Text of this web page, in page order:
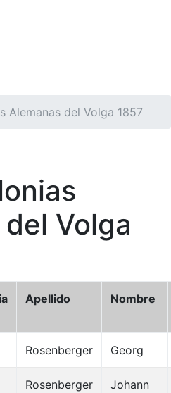
Alemanas del Volga 1857
Volga
Apellido Nombre
Rosenberger Georg
Rosenberger
Johann